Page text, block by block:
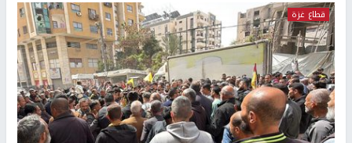
قطاع غزة